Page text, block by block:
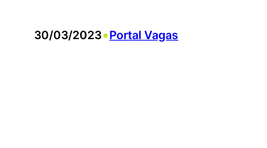
30/03/2023•Portal Vagas